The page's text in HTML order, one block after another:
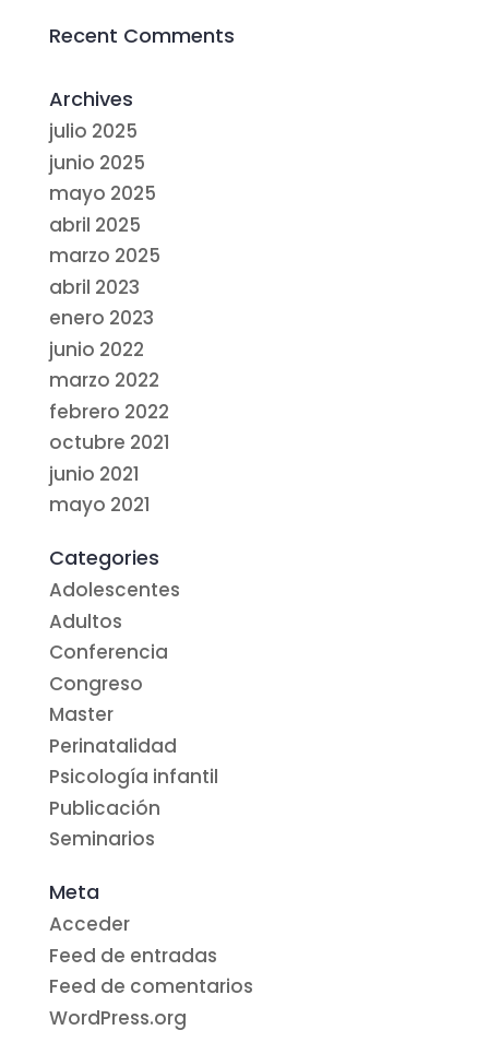
Recent Comments
Archives
julio 2025
junio 2025
mayo 2025
abril 2025
marzo 2025
abril 2023
enero 2023
junio 2022
marzo 2022
febrero 2022
octubre 2021
junio 2021
mayo 2021
Categories
Adolescentes
Adultos
Conferencia
Congreso
Master
Perinatalidad
Psicología infantil
Publicación
Seminarios
Meta
Acceder
Feed de entradas
Feed de comentarios
WordPress.org